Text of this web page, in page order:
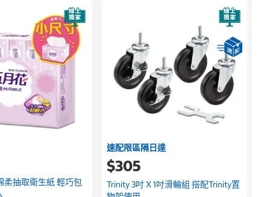
柔抽取衛生紙 輕巧包
速配限區隔日達
$305
Trinity 3吋 X 1吋滑輪組 搭配Trinity置